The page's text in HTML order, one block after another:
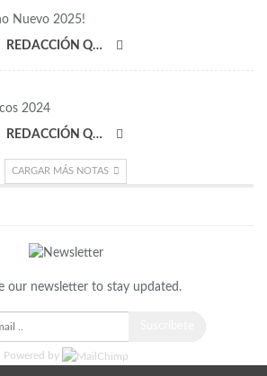
Nuevo 2025!
REDACCIÓN QRP
2024
REDACCIÓN QRP
CARGAR MÁS NOTAS
our newsletter to stay updated.
Powered by